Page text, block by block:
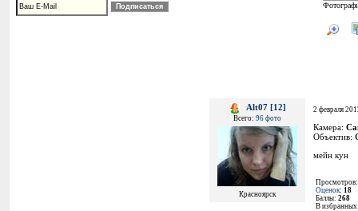
Alt07 [12]
Всего: 96 фото
Красноярск
2 февраля
Камера:
Объектив:
мейн кун
Оценок: 18
Баллы: 268
В